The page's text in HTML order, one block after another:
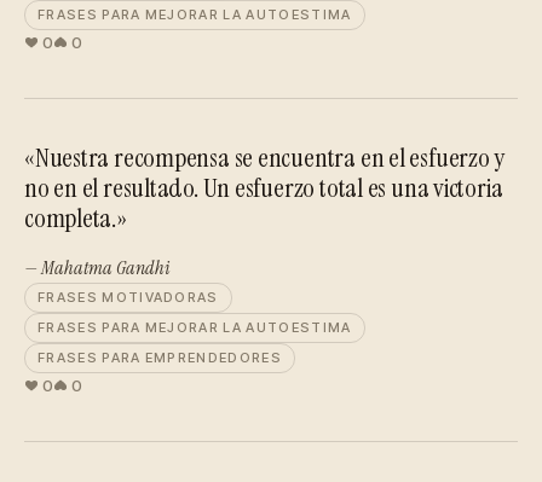
FRASES PARA MEJORAR LA AUTOESTIMA
0 0
«Nuestra recompensa se encuentra en el esfuerzo y
no en el resultado. Un esfuerzo total es una victoria
completa.»
— Mahatma Gandhi
FRASES MOTIVADORAS
FRASES PARA MEJORAR LA AUTOESTIMA
FRASES PARA EMPRENDEDORES
0 0